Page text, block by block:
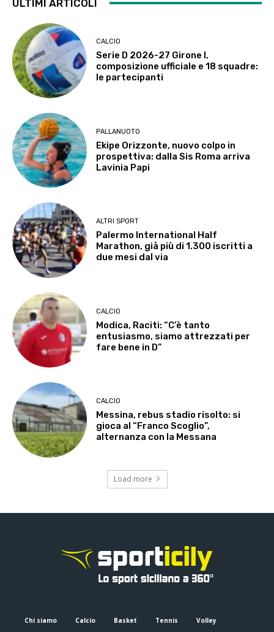
ULTIMI ARTICOLI
CALCIO
Serie D 2026-27 Girone I,
composizione ufficiale e 18 squadre:
le partecipanti
PALLANUOTO
Ekipe Orizzonte, nuovo colpo in
prospettiva: dalla Sis Roma arriva
Lavinia Papi
ALTRI SPORT
Palermo International Half
Marathon, già più di 1.300 iscritti a
due mesi dal via
CALCIO
Modica, Raciti: “C’è tanto
entusiasmo, siamo attrezzati per
fare bene in D”
CALCIO
Messina, rebus stadio risolto: si
gioca al “Franco Scoglio”,
alternanza con la Messana
Load more
Chi siamo Calcio Basket Tennis Volley